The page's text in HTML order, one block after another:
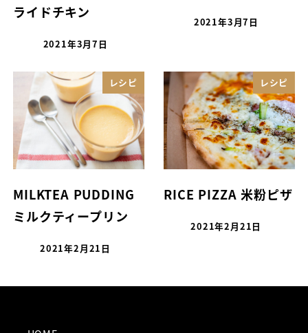
ライドチキン
2021年3月7日
2021年3月7日
レシピ
MILKTEA PUDDING
ミルクティープリン
2021年2月21日
レシピ
RICE PIZZA 米粉ピザ
2021年2月21日